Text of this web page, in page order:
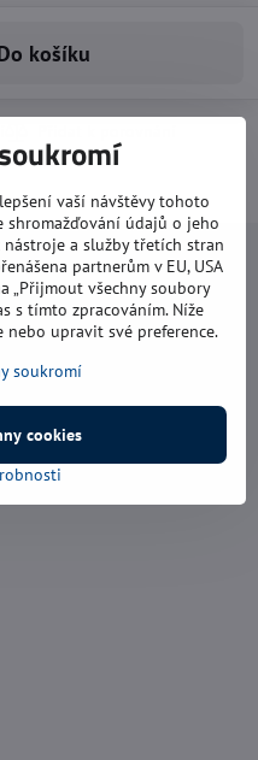
Do košíku
vaší návštěvy tohoto
shromažďování údajů o jeho
a služby třetích stran
partnerům v EU, USA
„Přijmout všechny soubory
s tímto zpracováním. Níže
upravit své preference.
soukromí
cookies